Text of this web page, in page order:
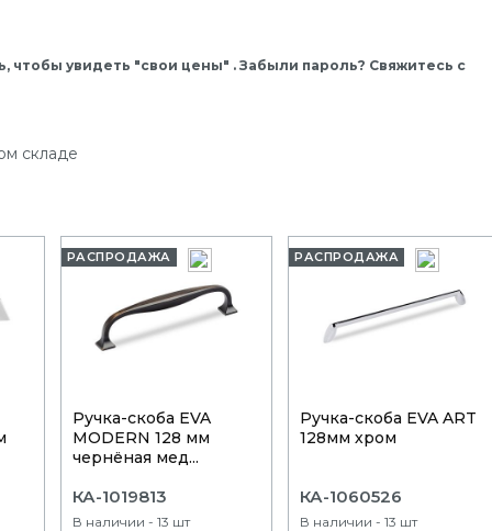
чтобы увидеть "свои цены" . Забыли пароль? Свяжитесь с
складе
РАСПРОДАЖА
Ручка-скоба EVA
MODERN 128 мм
чернёная мед...
КА-1019813
В наличии - 13 шт
РАСПРОДАЖА
Ручка-скоба EVA ART
128мм хром
КА-1060526
В наличии - 13 шт